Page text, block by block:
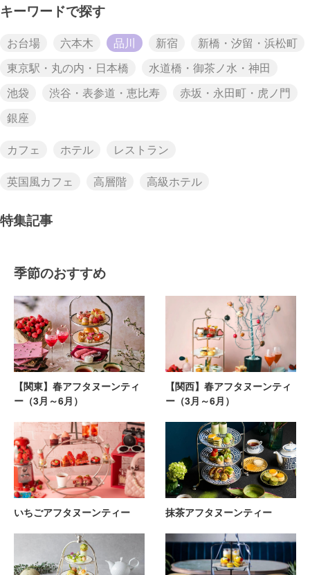
キーワードで探す
お台場 六本木 品川 新宿
新橋・汐留・浜松町
東京駅・丸の内・日本橋
水道橋・御茶ノ水・神田
池袋
渋谷・表参道・恵比寿
赤坂・永田町・虎ノ門
銀座
カフェ
ホテル
レストラン
英国風カフェ
高層階 高級ホテル
特集記事
季節のおすすめ
【関東】春アフタヌーンティ
ー（3月～6月）
【関西】春アフタヌーンティ
ー（3月～6月）
いちごアフタヌーンティー 抹茶アフタヌーンティー